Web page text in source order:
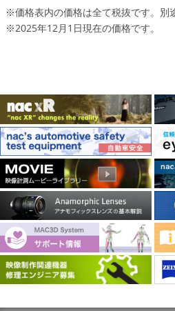
※価格表内の価格は全て税抜です。別
※2025年12月1日現在の価格です。